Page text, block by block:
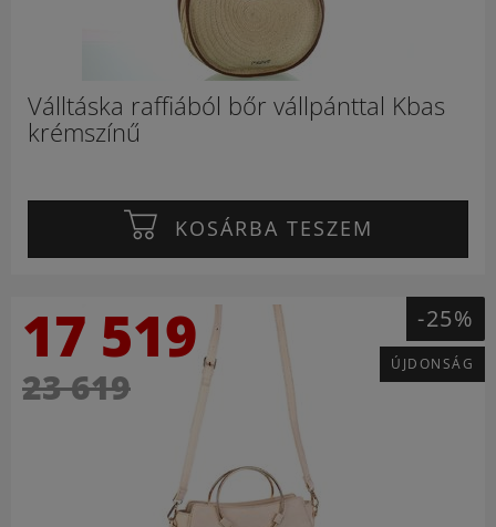
Válltáska raffiából bőr vállpánttal Kbas
krémszínű
KOSÁRBA TESZEM
17 519
23 619
-25%
ÚJDONSÁG